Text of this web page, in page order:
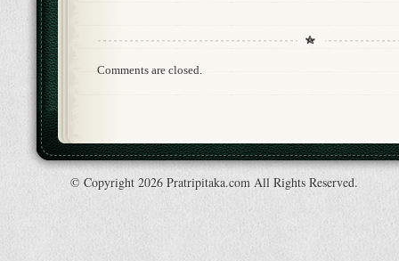
Comments are closed.
© Copyright 2026 Pratripitaka.com All Rights Reserved.